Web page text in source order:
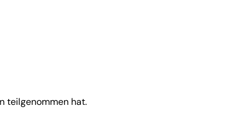
teilgenommen hat.